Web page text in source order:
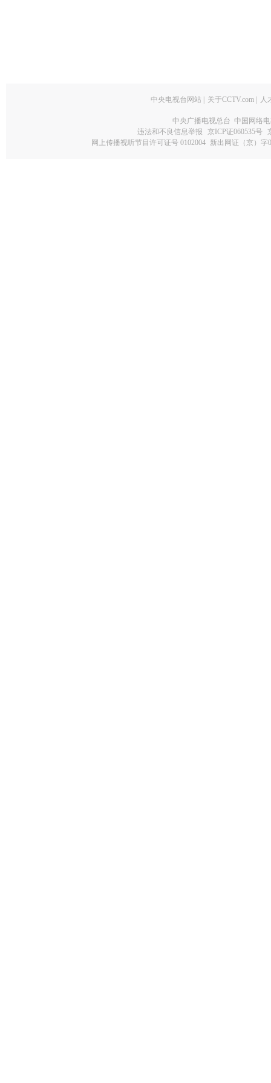
中央电视台网站 关于CCTV.com 人
中央广播电视总台 中国网络
违法和不良信息举报
京ICP证060535号
网上传播视听节目许可证号 0102004 新出网证（京）